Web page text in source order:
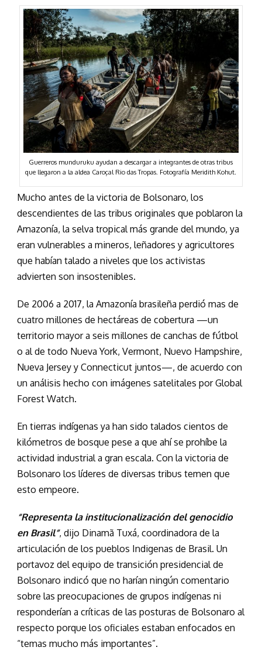
Guerreros munduruku ayudan a descargar a integrantes de otras tribus
que llegaron a la aldea Caroçal Rio das Tropas. Fotografía Meridith Kohut.
Mucho antes de la victoria de Bolsonaro, los
descendientes de las tribus originales que poblaron la
Amazonía, la selva tropical más grande del mundo, ya
eran vulnerables a mineros, leñadores y agricultores
que habían talado a niveles que los activistas
advierten son insostenibles.
De 2006 a 2017, la Amazonía brasileña perdió mas de
cuatro millones de hectáreas de cobertura —un
territorio mayor a seis millones de canchas de fútbol
o al de todo Nueva York, Vermont, Nuevo Hampshire,
Nueva Jersey y Connecticut juntos—, de acuerdo con
un análisis hecho con imágenes satelitales por Global
Forest Watch.
En tierras indígenas ya han sido talados cientos de
kilómetros de bosque pese a que ahí se prohíbe la
actividad industrial a gran escala. Con la victoria de
Bolsonaro los líderes de diversas tribus temen que
esto empeore.
“Representa la institucionalización del genocidio
en Brasil”, dijo Dinamã Tuxá, coordinadora de la
articulación de los pueblos Indigenas de Brasil. Un
portavoz del equipo de transición presidencial de
Bolsonaro indicó que no harían ningún comentario
sobre las preocupaciones de grupos indígenas ni
responderían a críticas de las posturas de Bolsonaro al
respecto porque los oficiales estaban enfocados en
“temas mucho más importantes”.